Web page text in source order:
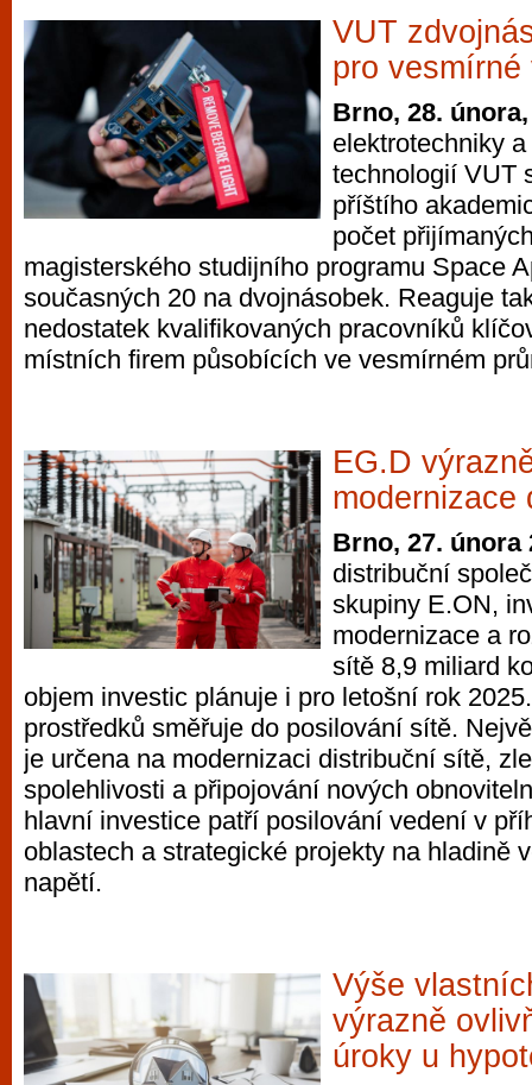
VUT
pro
Brno, 28.
elektrotechniky
technologií VUT
příštího
počet
magisterského studijního programu Space
současných 20 na dvojnásobek. Reaguje
nedostatek kvalifikovaných pracovníků
místních firem působících ve vesmírném
EG.D
modernizace
Brno, 27. února
distribuční
skupiny E.ON,
modernizace a
sítě 8,9 miliard
objem investic plánuje i pro letošní rok
prostředků směřuje do posilování sítě.
je určena na modernizaci distribuční sítě,
spolehlivosti a připojování nových
hlavní investice patří posilování vedení v
oblastech a strategické projekty na hladině
napětí.
Výše
výrazně
úroky u